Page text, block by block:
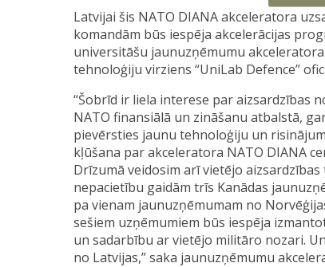
Latvijai šis NATO DIANA akceleratora
komandām būs iespēja akcelerācijas
universitāšu jaunuzņēmumu
tehnoloģiju virziens “UniLab Defence”
“Šobrīd ir liela interese par aizsardzības
NATO finansiālā un zināšanu atbalstā,
pievērsties jaunu tehnoloģiju un
kļūšana par akceleratora NATO DIANA
Drīzumā veidosim arī vietējo
nepacietību gaidām trīs Kanādas
pa vienam jaunuzņēmumam no
sešiem uzņēmumiem būs iespēja
un sadarbību ar vietējo militāro nozari.
no Latvijas,” saka jaunuzņēmumu